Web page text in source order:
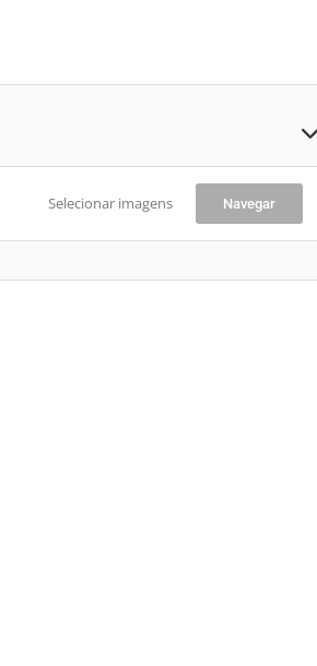
Selecionar imagens Navegar